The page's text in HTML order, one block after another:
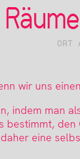
ORT
wir uns
indem man
bestimmt,
eine